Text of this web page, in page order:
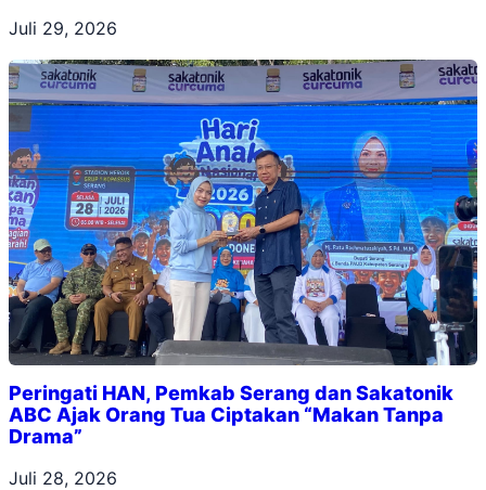
Juli 29, 2026
Peringati HAN, Pemkab Serang dan Sakatonik
ABC Ajak Orang Tua Ciptakan “Makan Tanpa
Drama”
Juli 28, 2026